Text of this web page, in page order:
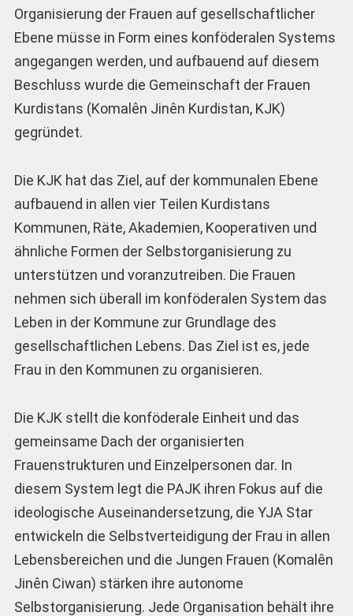
Organisierung der Frauen auf gesellschaftlicher
Ebene müsse in Form eines konföderalen Systems
angegangen werden, und aufbauend auf diesem
Beschluss wurde die Gemeinschaft der Frauen
Kurdi­stans (Komalên Jinên Kurdistan, KJK)
gegründet.
Die KJK hat das Ziel, auf der kommunalen Ebene
aufbauend in allen vier Teilen Kurdistans
Kommunen, Räte, Akademien, Kooperativen und
ähnliche Formen der Selbstorganisierung zu
unterstützen und voranzutreiben. Die Frauen
nehmen sich überall im konföderalen System das
Leben in der Kommune zur Grundlage des
gesellschaftlichen Lebens. Das Ziel ist es, jede
Frau in den Kommunen zu organisieren.
Die KJK stellt die konföderale Einheit und das
gemeinsame Dach der organisierten
Frauenstrukturen und Einzelpersonen dar. In
diesem System legt die PAJK ihren Fokus auf die
ideologische Auseinandersetzung, die YJA Star
entwickeln die Selbstverteidigung der Frau in allen
Lebensbereichen und die Jungen Frauen (Komalên
Jinên Ciwan) stärken ihre autonome
Selbstorganisierung. Jede Organisation behält ihre